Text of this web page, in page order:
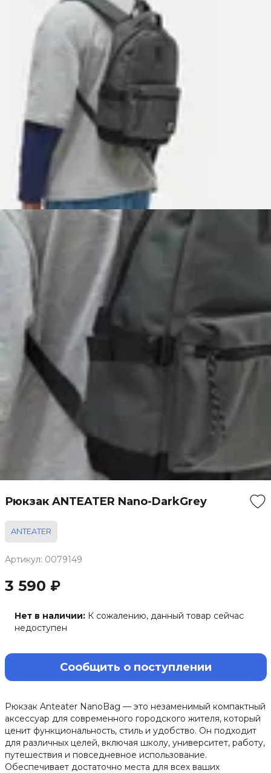
Рюкзак ANTEATER Nano-DarkGrey
ANTEATER
Артикул: 0079149
3 590 ₽
Нет в наличии: К сожалению, данный товар сейчас
недоступен
Сообщить о поступлении
Рюкзак Anteater NanoBag — это незаменимый компактный
аксессуар для современного городского жителя, который
ценит функциональность, стиль и удобство. Он подходит
для различных целей, включая школу, университет, работу,
путешествия и повседневное использование.
Обеспечивает достаточно места для всех ваших